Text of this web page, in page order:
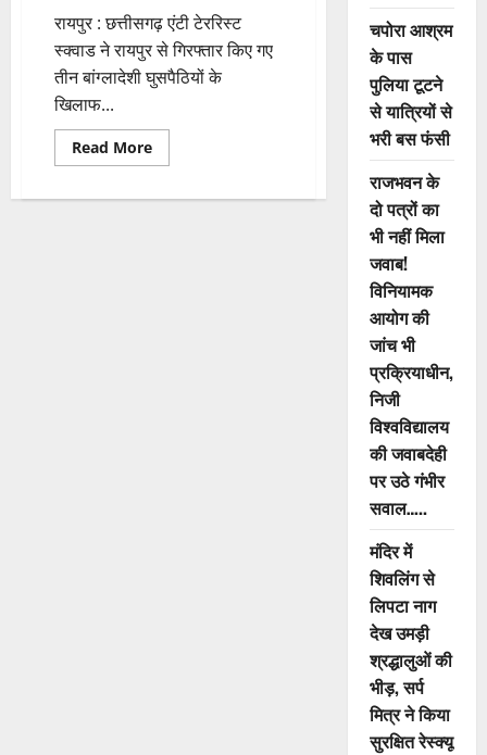
रायपुर : छत्तीसगढ़ एंटी टेररिस्ट
स्क्वाड ने रायपुर से गिरफ्तार किए गए
तीन बांग्लादेशी घुसपैठियों के
खिलाफ...
Read MoreRead
more
चपोरा आश्रम
के पास
पुलिया टूटने
से यात्रियों से
भरी बस फंसी
राजभवन के
दो पत्रों का
भी नहीं मिला
जवाब!
विनियामक
आयोग की
जांच भी
प्रक्रियाधीन,
निजी
विश्वविद्यालय
की जवाबदेही
पर उठे गंभीर
सवाल…..
मंदिर में
शिवलिंग से
लिपटा नाग
देख उमड़ी
श्रद्धालुओं की
भीड़, सर्प
मित्र ने किया
सुरक्षित रेस्क्यू